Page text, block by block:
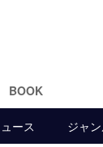
BOOK
ース ジャ